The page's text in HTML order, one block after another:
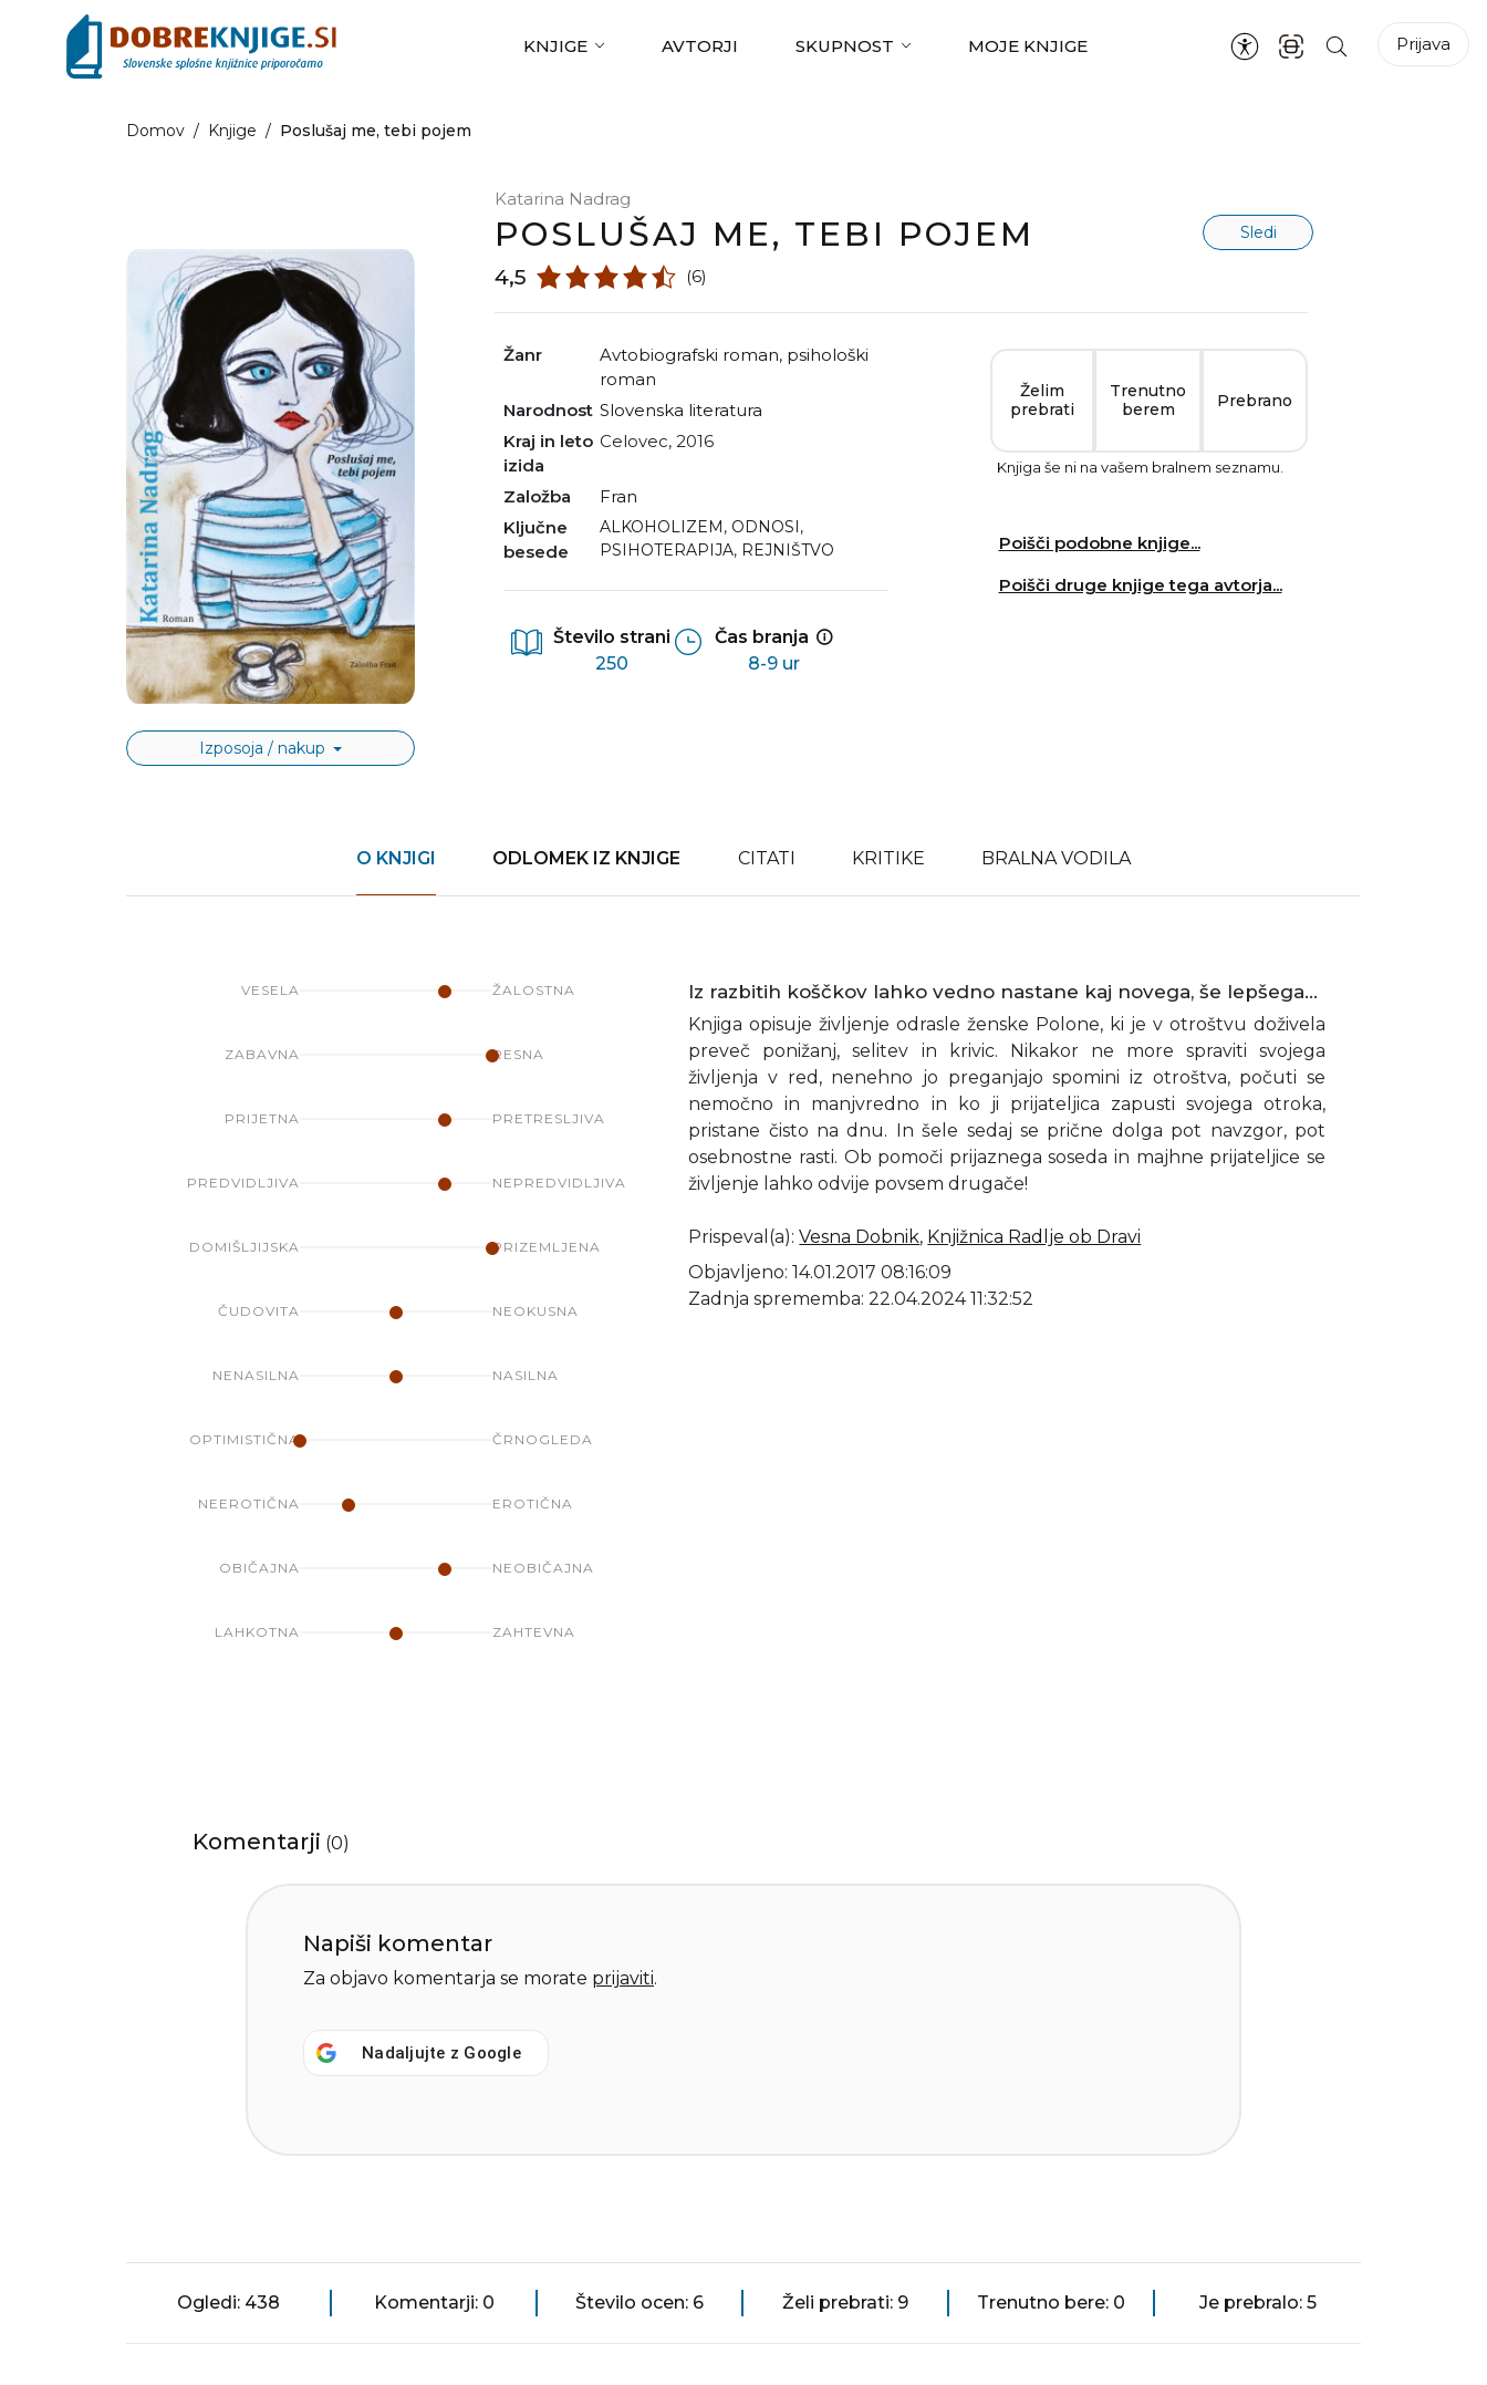
KNJIGE AVTORJI SKUPNOST MOJE KNJIGE Prijava
Domov / Knjige / Poslušaj me, tebi pojem
Izposoja / nakup
Katarina Nadrag
POSLUŠAJ ME, TEBI POJEM Sledi
4,5 (6)
Žanr avtobiografski roman, psihološki
roman
Narodnost
slovenska literatura
Kraj in leto
izida
Celovec, 2016
Založba
Fran
Ključne
besede
ALKOHOLIZEM, ODNOSI,
PSIHOTERAPIJA, REJNIŠTVO
Število strani
250
Čas branja
8-9 ur
Želim
prebrati
Trenutno
berem
Prebrano
Knjiga še ni na vašem bralnem seznamu.
Poišči podobne knjige...
Poišči druge knjige tega avtorja...
O KNJIGI ODLOMEK IZ KNJIGE CITATI KRITIKE BRALNA VODILA
VESELA ŽALOSTNA
ZABAVNA RESNA
PRIJETNA PRETRESLJIVA
PREDVIDLJIVA NEPREDVIDLJIVA
DOMIŠLJIJSKA PRIZEMLJENA
ČUDOVITA NEOKUSNA
NENASILNA NASILNA
OPTIMISTIČNA ČRNOGLEDA
NEEROTIČNA EROTIČNA
OBIČAJNA NEOBIČAJNA
LAHKOTNA ZAHTEVNA
Iz razbitih koščkov lahko vedno nastane kaj novega, še lepšega...
Knjiga opisuje življenje odrasle ženske Polone, ki je v otroštvu doživela
preveč ponižanj, selitev in krivic. Nikakor ne more spraviti svojega
življenja v red, nenehno jo preganjajo spomini iz otroštva, počuti se
nemočno in manjvredno in ko ji prijateljica zapusti svojega otroka,
pristane čisto na dnu. In šele sedaj se prične dolga pot navzgor, pot
osebnostne rasti. Ob pomoči prijaznega soseda in majhne prijateljice se
življenje lahko odvije povsem drugače!
Prispeval(a):Vesna Dobnik, Knjižnica Radlje ob Dravi
Objavljeno: 14.01.2017 08:16:09
Zadnja sprememba: 22.04.2024 11:32:52
Komentarji (0)
Napiši komentar
Za objavo komentarja se morate prijaviti.
Nadaljujte z Google
Ogledi: 438 Komentarji: 0 Število ocen: 6 Želi prebrati: 9 Trenutno bere: 0 Je prebralo: 5